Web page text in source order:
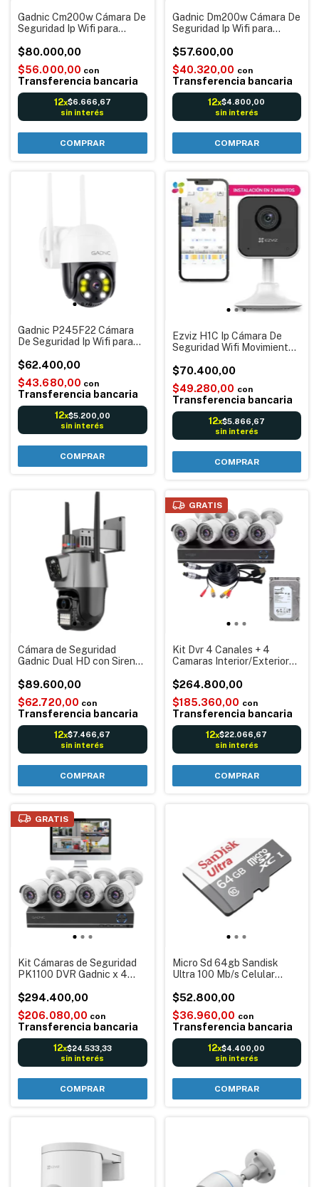
Gadnic Cm200w Cámara De
Seguridad Ip Wifi para
movimiento
$80.000,00
$56.000,00 con
Transferencia bancaria
12x$6.666,67
sin interés
Gadnic Dm200w Cámara De
Seguridad Ip Wifi para
movimiento
$57.600,00
$40.320,00 con
Transferencia bancaria
12x$4.800,00
sin interés
COMPRAR
Gadnic P245F22 Cámara
De Seguridad Ip Wifi para
Domo Detección Humana
Visión nocturna a color
$62.400,00
$43.680,00 con
Transferencia bancaria
12x$5.200,00
sin interés
Ezviz H1C Ip Cámara De
Seguridad Wifi Movimiento
Aviso Alarma Base
mágnetica Micrófono
parlantes
$70.400,00
$49.280,00 con
Transferencia bancaria
12x$5.866,67
sin interés
Cámara de Seguridad
Gadnic Dual HD con Sirena
$89.600,00
$62.720,00 con
Transferencia bancaria
12x$7.466,67
sin interés
GRATIS
Kit Dvr 4 Canales + 4
Camaras Interior/Exterior
Y Accesorios Grabación
Vigilancia CCTV
$264.800,00
$185.360,00 con
Transferencia bancaria
12x$22.066,67
sin interés
COMPRAR
GRATIS
Kit Cámaras de Seguridad
PK1100 DVR Gadnic x 4
IP CCTV Visión Nocturna
Vigilancia Grabación
$294.400,00
$206.080,00 con
Transferencia bancaria
12x$24.533,33
sin interés
COMPRAR
Micro Sd 64gb Sandisk
Ultra 100 Mb/s Celular
$52.800,00
$36.960,00 con
Transferencia bancaria
12x$4.400,00
sin interés